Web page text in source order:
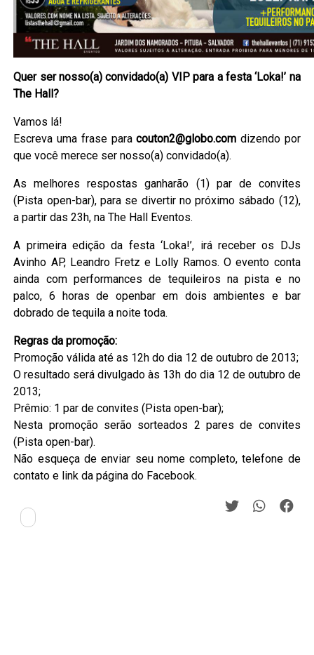
Quer ser nosso(a) convidado(a) VIP para a festa ‘Loka!’ na
The Hall?
Vamos lá!
Escreva uma frase paracouton2@globo.com dizendo por
que você merece ser nosso(a) convidado(a).
As melhores respostas ganharão (1) par de convites
(Pista open-bar), para se divertir no próximo sábado (12),
a partir das 23h, na The Hall Eventos.
A primeira edição da festa ‘Loka!’, irá receber os DJs
Avinho AP, Leandro Fretz e Lolly Ramos. O evento conta
ainda com performances de tequileiros na pista e no
palco, 6 horas de openbar em dois ambientes e bar
dobrado de tequila a noite toda.
Regras da promoção:
Promoção válida até as 12h do dia 12 de outubro de 2013;
O resultado será divulgado às 13h do dia 12 de outubro de
2013;
Prêmio: 1 par de convites (Pista open-bar);
Nesta promoção serão sorteados 2 pares de convites
(Pista open-bar).
Não esqueça de enviar seu nome completo, telefone de
contato e link da página do Facebook.